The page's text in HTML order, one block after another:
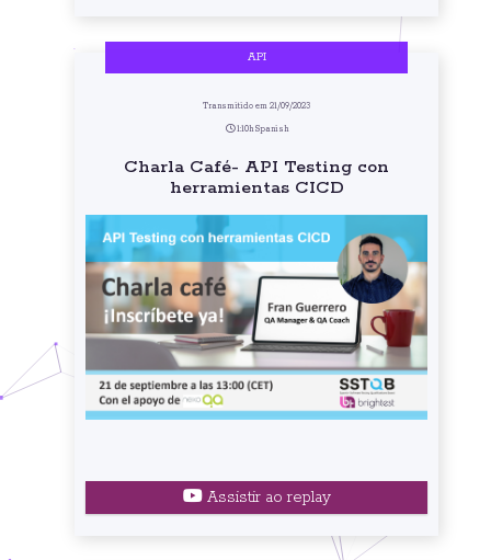
API
Transmitido em 21/09/2023
1:10h Spanish
Charla Café- API Testing con
herramientas CICD
Assistir ao replay